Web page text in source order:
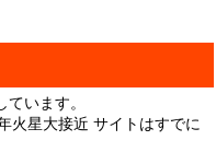
います。
火星大接近 サイトはすでに